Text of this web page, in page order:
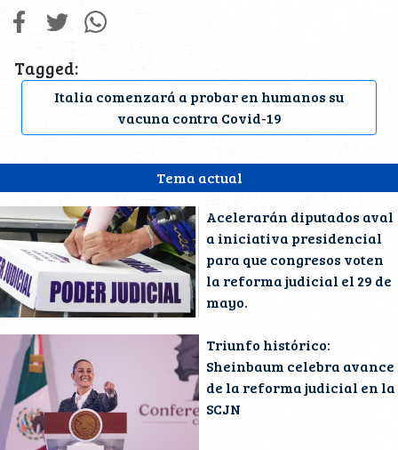
Tema actual
Acelerarán diputados aval
a iniciativa presidencial
para que congresos voten
la reforma judicial el 29 de
mayo.
Triunfo histórico:
Sheinbaum celebra avance
de la reforma judicial en la
SCJN
Tagged:
Italia comenzará a probar en humanos su
vacuna contra Covid-19